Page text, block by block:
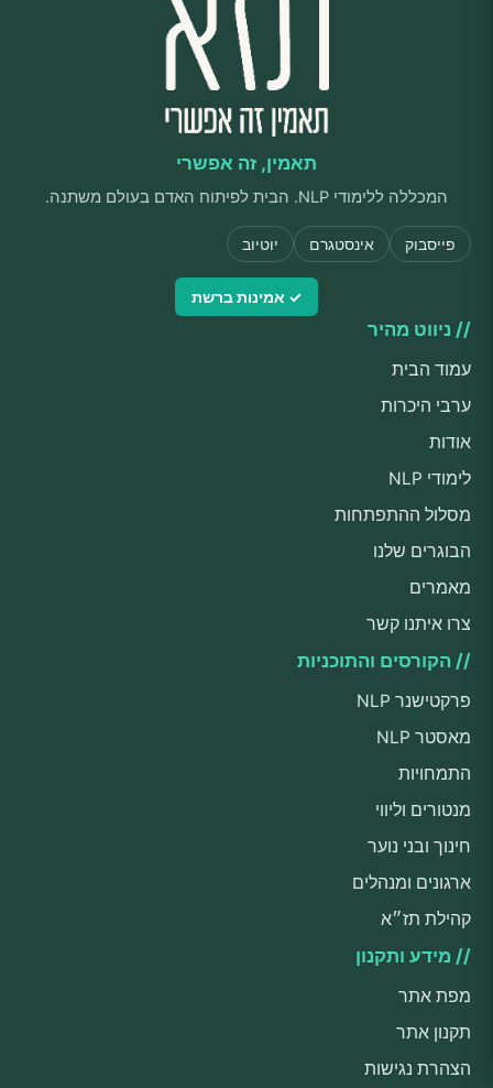
תאמין, זה אפשרי
המכללה ללימודי NLP. הבית לפיתוח האדם בעולם משתנה.
פייסבוק אינסטגרם יוטיוב
✓ אמינות ברשת
// ניווט מהיר
עמוד הבית
ערבי היכרות
אודות
לימודי NLP
מסלול ההתפתחות
הבוגרים שלנו
מאמרים
צרו איתנו קשר
// הקורסים והתוכניות
פרקטישנר NLP
מאסטר NLP
התמחויות
מנטורים וליווי
חינוך ובני נוער
ארגונים ומנהלים
קהילת תז״א
// מידע ותקנון
מפת אתר
תקנון אתר
הצהרת נגישות